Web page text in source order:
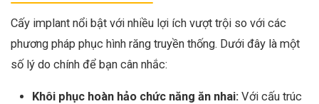
Cấy implant nổi bật với nhiều lợi ích vượt trội so với các
phương pháp phục hình răng truyền thống. Dưới đây là một
số lý do chính để bạn cân nhắc:
Khôi phục hoàn hảo chức năng ăn nhai: Với cấu trúc